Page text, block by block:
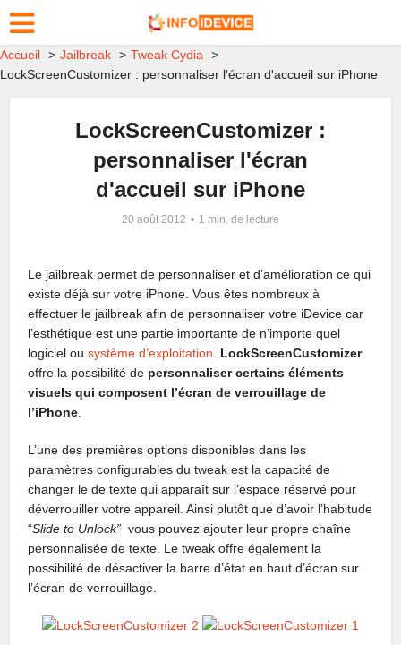
Accueil Jailbreak
Tweak Cydia
LockScreenCustomizer : personnaliser l'écran d'accueil sur iPhone
LockScreenCustomizer :
personnaliser l'écran
d'accueil sur iPhone
20 août 2012 1 min. de lecture
Le jailbreak permet de personnaliser et d’amélioration ce qui
existe déjà sur votre iPhone. Vous êtes nombreux à
effectuer le jailbreak afin de personnaliser votre iDevice car
l’esthétique est une partie importante de n’importe quel
logiciel ousystème d’exploitation
LockScreenCustomizer
offre la possibilité de personnaliser certains éléments
visuels qui composent l’écran de verrouillage de
l’iPhone
L’une des premières options disponibles dans les
paramètres configurables du tweak est la capacité de
changer le de texte qui apparaît sur l’espace réservé pour
déverrouiller votre appareil. Ainsi plutôt que d’avoir l’habitude
“Slide to Unlock” vous pouvez ajouter leur propre chaîne
personnalisée de texte. Le tweak offre également la
possibilité de désactiver la barre d’état en haut d’écran sur
l’écran de verrouillage.